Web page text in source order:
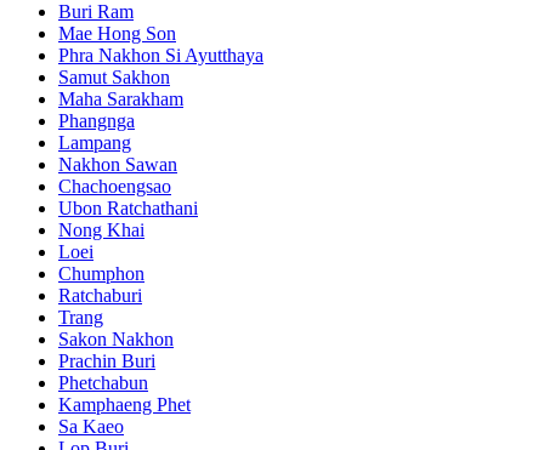
Buri Ram
Mae Hong Son
Phra Nakhon Si Ayutthaya
Samut Sakhon
Maha Sarakham
Phangnga
Lampang
Nakhon Sawan
Chachoengsao
Ubon Ratchathani
Nong Khai
Loei
Chumphon
Ratchaburi
Trang
Sakon Nakhon
Prachin Buri
Phetchabun
Kamphaeng Phet
Sa Kaeo